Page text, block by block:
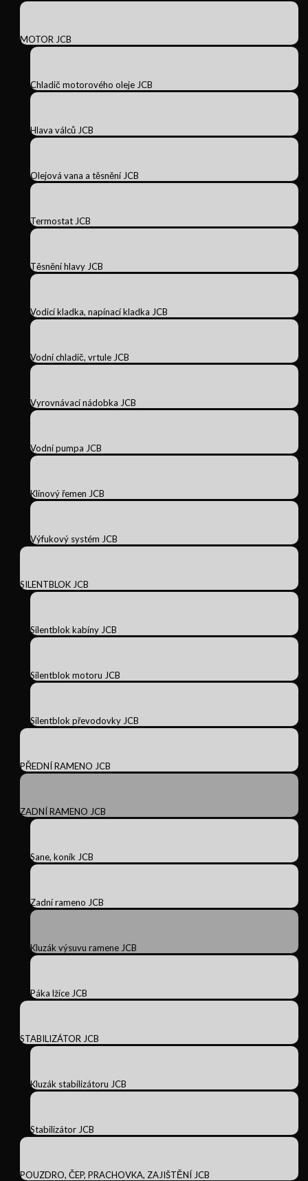
MOTOR JCB
Chladič motorového oleje JCB
Hlava válců JCB
Olejová vana a těsnění JCB
Termostat JCB
Těsnění hlavy JCB
Vodicí kladka, napínací kladka JCB
Vodní chladič, vrtule JCB
Vyrovnávací nádobka JCB
Vodní pumpa JCB
Klínový řemen JCB
Výfukový systém JCB
SILENTBLOK JCB
Silentblok kabíny JCB
Silentblok motoru JCB
Silentblok převodovky JCB
PŘEDNÍ RAMENO JCB
ZADNÍ RAMENO JCB
Sane, koník JCB
Zadní rameno JCB
Kluzák výsuvu ramene JCB
Páka lžíce JCB
STABILIZÁTOR JCB
Kluzák stabilizátoru JCB
Stabilizátor JCB
POUZDRO, ČEP, PRACHOVKA, ZAJIŠTĚNÍ JCB